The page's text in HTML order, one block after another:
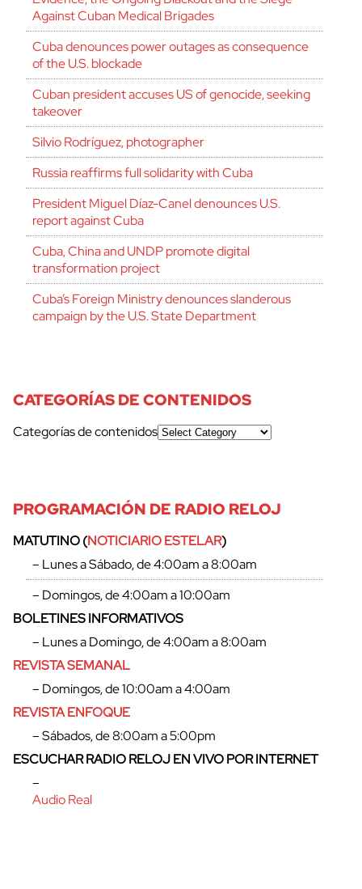
Against Cuban Medical Brigades
Cuba denounces power outages as consequence
of the U.S. blockade
Cuban president accuses US of genocide, seeking
takeover
Silvio Rodríguez, photographer
Russia reaffirms full solidarity with Cuba
President Miguel Díaz-Canel denounces U.S.
report against Cuba
Cuba, China and UNDP promote digital
transformation project
Cuba’s Foreign Ministry denounces slanderous
campaign by the U.S. State Department
CATEGORÍAS DE CONTENIDOS
Categorías de contenidos
PROGRAMACIÓN DE RADIO RELOJ
MATUTINO (NOTICIARIO ESTELAR)
– Lunes a Sábado, de 4:00am a 8:00am
– Domingos, de 4:00am a 10:00am
BOLETINES INFORMATIVOS
– Lunes a Domingo, de 4:00am a 8:00am
REVISTA SEMANAL
– Domingos, de 10:00am a 4:00am
REVISTA ENFOQUE
– Sábados, de 8:00am a 5:00pm
ESCUCHAR RADIO RELOJ EN VIVO POR INTERNET
–
Audio Real